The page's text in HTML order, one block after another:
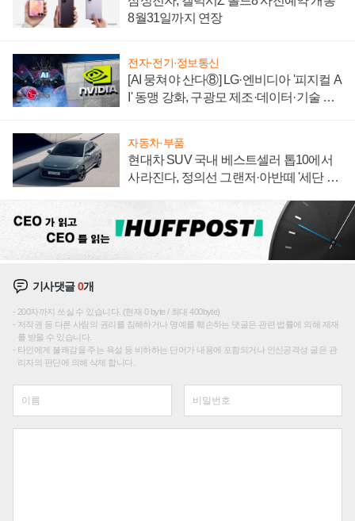
8월31일까지 연장
전자·전기·정보통신
[AI 뭉쳐야 산다⑧] LG·엔비디아 '피지컬 A
I' 동맹 강화, 구광모 제조·데이터·기술 결
자동차·부품
현대차 SUV 국내 베스트셀러 톱10에서
사라진다, 정의선 그랜저·아반떼 '세단 쌍
기사댓글0개
200자까지 쓰실 수 있습니다. (현재 0 byte / 최대 400byte)
저작권 등 다른 사람의 권리를 침해하거나 명예를 훼손하는 댓글은 관련 법률에 의해 제재
를 받을 수 있습니다.
타인에게 불쾌감을 주는 욕설 등 비하하는 단어가 내용에 포함되거나 인신공격성 글은 관
리자의 판단에 의해 삭제 합니다.